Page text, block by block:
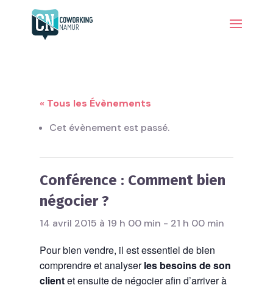
« Tous les Évènements
Cet évènement est passé.
Conférence : Comment bien
négocier ?
14 avril 2015 à 19 h 00 min - 21 h 00 min
Pour bien vendre, il est essentiel de bien
comprendre et analyserles besoins de son
clientet ensuite de négocier afin d’arriver à